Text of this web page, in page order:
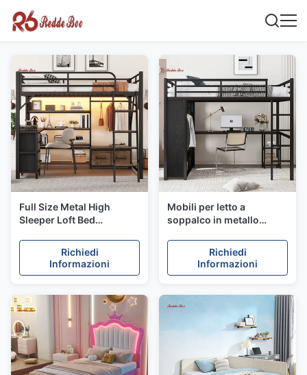
Full Size Metal High
Sleeper Loft Bed
dormitori
Richiedi
Informazioni
Mobili per letto a
soppalco in metallo
scrivania e appendiabiti
salvaspazio
Richiedi
Informazioni